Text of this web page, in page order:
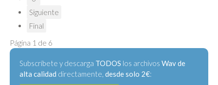
Siguiente
Final
Página 1 de 6
Subscríbete y descarga TODOS los archivos Wav de
alta calidad directamente, desde solo 2€: